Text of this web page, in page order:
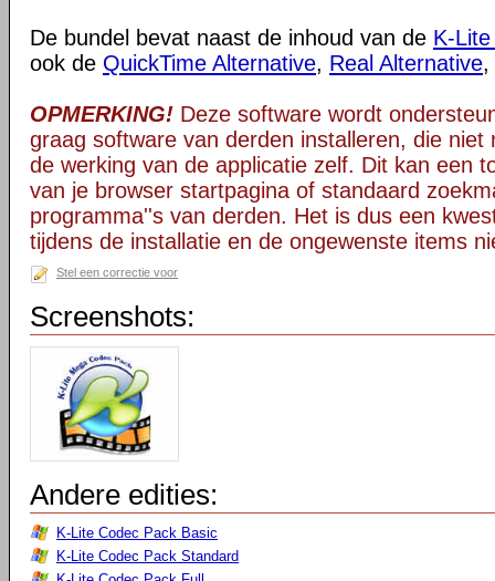
De bundel bevat naast de inhoud van de K-
ook de QuickTime Alternative, Real Alternative,
OPMERKING! Deze software wordt
graag software van derden installeren, die niet
de werking van de applicatie zelf. Dit kan een
van je browser startpagina of standaard
programma''s van derden. Het is dus een
tijdens de installatie en de ongewenste items
Stel een correctie voor
Screenshots:
Andere edities:
K-Lite Codec Pack Basic
K-Lite Codec Pack Standard